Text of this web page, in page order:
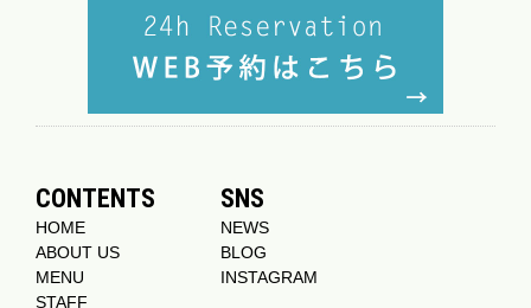
CONTENTS
HOME
ABOUT US
MENU
STAFF
SNS
NEWS
BLOG
INSTAGRAM